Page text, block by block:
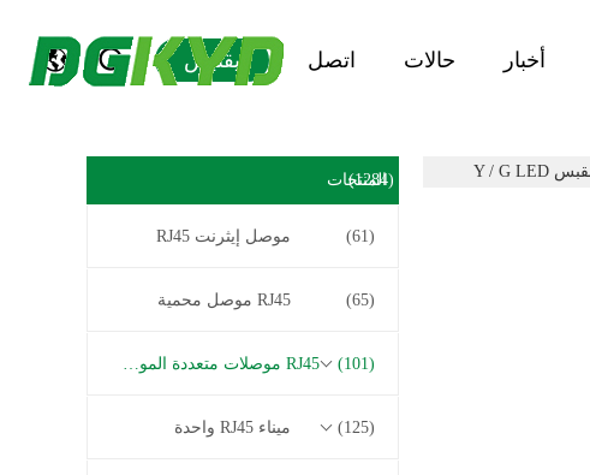
أخبار حالات اتصل يقتبس
المنتجات(1284)
موصل إيثرنت RJ45 (61)
RJ45 موصل محمية (65)
RJ45 موصلات متعددة الموصل (101)
ميناء RJ45 واحدة (125)